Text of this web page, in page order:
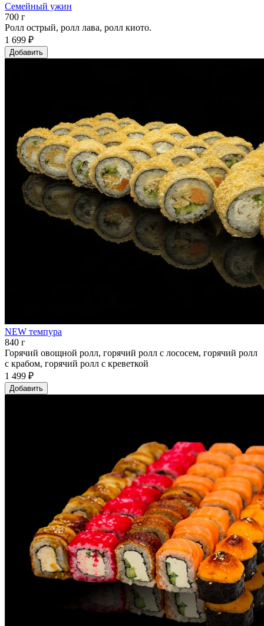
Семейный ужин
700 г
Ролл острый, ролл лава, ролл киото.
1 699 ₽
Добавить
NEW темпура
840 г
Горячий овощной ролл, горячий ролл с лососем, горячий ролл
с крабом, горячий ролл с креветкой
1 499 ₽
Добавить